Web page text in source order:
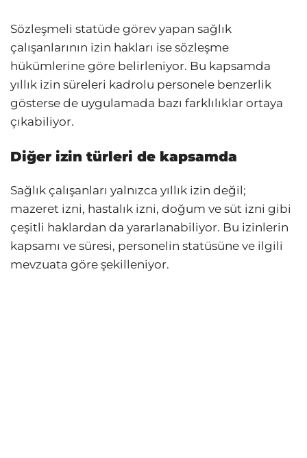
Sözleşmeli statüde görev yapan sağlık
çalışanlarının izin hakları ise sözleşme
hükümlerine göre belirleniyor. Bu kapsamda
yıllık izin süreleri kadrolu personele benzerlik
gösterse de uygulamada bazı farklılıklar ortaya
çıkabiliyor.
Diğer izin türleri de kapsamda
Sağlık çalışanları yalnızca yıllık izin değil;
mazeret izni, hastalık izni, doğum ve süt izni gibi
çeşitli haklardan da yararlanabiliyor. Bu izinlerin
kapsamı ve süresi, personelin statüsüne ve ilgili
mevzuata göre şekilleniyor.